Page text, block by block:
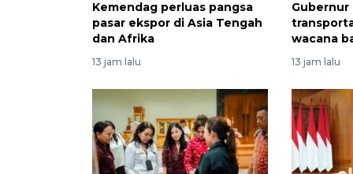
Kemendag perluas pangsa
pasar ekspor di Asia Tengah
dan Afrika
13 jam lalu
wacana
13 jam lalu